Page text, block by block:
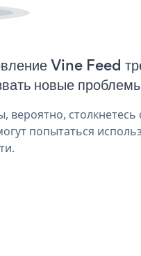
Vine Feed
новые
попытаться